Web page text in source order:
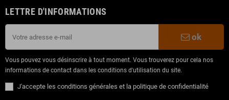
LETTRE D'INFORMATIONS
ok
Vous pouvez vous désinscrire à tout moment. Vous trouverez pour cela nos
informations de contact dans les conditions d'utilisation du site.
J'accepte les conditions générales et la politique de confidentialité